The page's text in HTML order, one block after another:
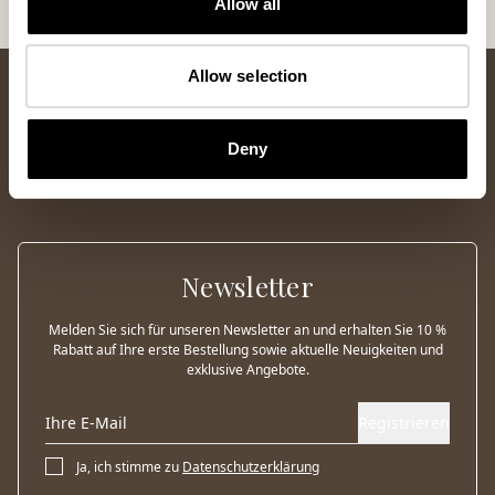
Allow selection
Deny
Newsletter
Melden Sie sich für unseren Newsletter an und erhalten Sie 10 %
Rabatt auf Ihre erste Bestellung sowie aktuelle Neuigkeiten und
exklusive Angebote.
Ja, ich stimme zu Datenschutzerklärung